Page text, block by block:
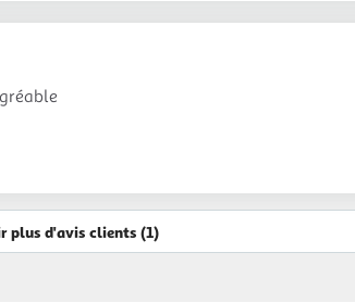
plus d'avis clients (1)